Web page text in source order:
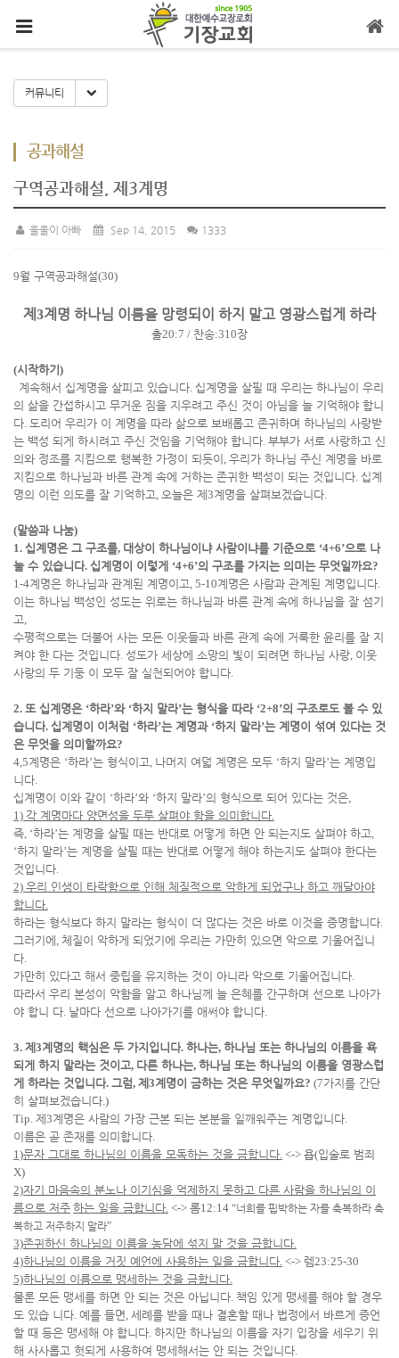
커뮤니티 Toggle Dropdown
공과해설
구역공과해설, 제3계명
울울이 아빠 Sep 14, 2015 1333
9월 구역공과해설(30)
제 3계명 하나님 이름을 망령되이 하지 말고 영광스럽게 하라
출20:7 / 찬송:310장
(시작하기 )
계속해서 십계명을 살피고 있습니다. 십계명을 살필 때 우리는 하나님이 우리
의 삶을 간섭하시고 무거운 짐을 지우려고 주신 것이 아님을 늘 기억해야 합니
다. 도리어 우리가 이 계명을 따라 삶으로 보배롭고 존귀하며 하나님의 사랑받
는 백성 되게 하시려고 주신 것임을 기억해야 합니다. 부부가 서로 사랑하고 신
의와 정조를 지킴으로 행복한 가정이 되듯이 , 우리가 하나님 주신 계명을 바로
지킴으로 하나님과 바른 관계 속에 거하는 존귀한 백성이 되는 것입니다. 십계
명의 이런 의도를 잘 기억하고, 오늘은 제 3계명을 살펴보겠습니다.
(말씀과 나눔)
1. 십계명은 그 구조를, 대상이 하나님이냐 사람이냐를 기준으로 ‘4+6’으로 나
눌 수 있습니다. 십계명이 이렇게 ‘4+6’의 구조를 가지는 의미는 무엇일까요?
1-4계명은 하나님과 관계된 계명이고, 5-10계명은 사람과 관계된 계명입니다.
이는 하나님 백성인 성도는 위로는 하나님과 바른 관계 속에 하나님을 잘 섬기
고,
수평적으로는 더불어 사는 모든 이웃들과 바른 관계 속에 거룩한 윤리를 잘 지
켜야 한 다는 것입니다. 성도가 세상에 소망의 빛이 되려면 하나님 사랑, 이웃
사랑의 두 기둥 이 모두 잘 실천되어야 합니다.
2. 또 십계명은 ‘하라’와 ‘하지 말라’는 형식을 따라 ‘2+8’의 구조로도 볼 수 있
습니다. 십계명이 이처럼 ‘하라’는 계명과 ‘하지 말라’는 계명이 섞여 있다는 것
은 무엇을 의미할까요?
4,5계명은 ‘하라’는 형식이고, 나머지 여덟 계명은 모두 ‘하지 말라’는 계명입
니다.
십계명이 이와 같이 ‘하라’와 ‘하지 말라’의 형식으로 되어 있다는 것은,
1) 각 계명마다 양면성을 두루 살펴야 함을 의미합니다.
즉, ‘하라’는 계명을 살필 때는 반대로 어떻게 하면 안 되는지도 살펴야 하고,
‘하지 말라’는 계명을 살필 때는 반대로 어떻게 해야 하는지도 살펴야 한다는
것입니다.
2) 우리 인생이 타락함으로 인해 체질적으로 악하게 되었구나 하고 깨달아야
합니다.
하라는 형식보다 하지 말라는 형식이 더 많다는 것은 바로 이것을 증명합니다.
그러기에 , 체질이 악하게 되었기에 우리는 가만히 있으면 악으로 기울어집니
다.
가만히 있다고 해서 중립을 유지하는 것이 아니라 악으로 기울어집니다.
따라서 우리 본성이 악함을 알고 하나님께 늘 은혜를 간구하며 선으로 나아가
야 합니 다. 날마다 선으로 나아가기를 애써야 합니다.
3. 제 3계명의 핵심은 두 가지입니다. 하나는, 하나님 또는 하나님의 이름을 욕
되게 하지 말라는 것이고, 다른 하나는, 하나님 또는 하나님의 이름을 영광스럽
게 하라는 것입니다. 그럼, 제 3계명이 금하는 것은 무엇일까요? (7가지를 간단
히 살펴보겠습니다.)
Tip. 제 3계명은 사람의 가장 근본 되는 본분을 일깨워주는 계명입니다.
이름은 곧 존재를 의미합니다.
1)문자 그대로 하나님의 이름을 모독하는 것을 금합니다. <-> 욥(입술로 범죄
X)
2)자기 마음속의 분노나 이기심을 억제하지 못하고 다른 사람을 하나님의 이
름으로 저주 하는 일을 금합니다. <-> 롬12:14 “너희를 핍박하는 자를 축복하라 축
복하고 저주하지 말라”
3)존귀하신 하나님의 이름을 농담에 섞지 말 것을 금합니다.
4)하나님의 이름을 거짓 예언에 사용하는 일을 금합니다. <-> 렘23:25-30
5)하나님의 이름으로 맹세하는 것을 금합니다.
물론 모든 맹세를 하면 안 되는 것은 아닙니다. 책임 있게 맹세를 해야 할 경우
도 있습 니다. 예를 들면, 세례를 받을 때나 결혼할 때나 법정에서 바르게 증언
할 때 등은 맹세해 야 합니다. 하지만 하나님의 이름을 자기 입장을 세우기 위
해 사사롭고 헛되게 사용하여 맹세해서는 안 되는 것입니다.